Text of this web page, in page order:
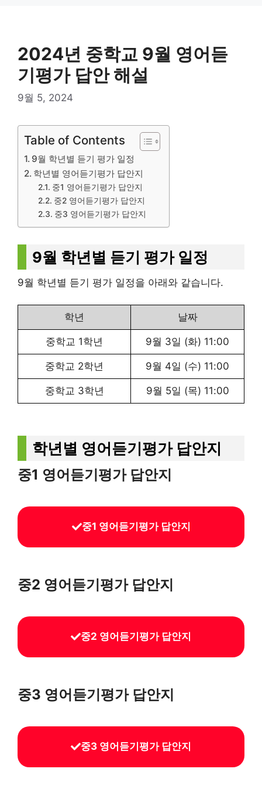
2024년 중학교 9월 영어듣
기평가 답안 해설
9월 5, 2024
Table of Contents
9월 학년별 듣기 평가 일정
학년별 영어듣기평가 답안지
중1 영어듣기평가 답안지
중2 영어듣기평가 답안지
중3 영어듣기평가 답안지
9월 학년별 듣기 평가 일정
9월 학년별 듣기 평가 일정을 아래와 같습니다.
학년 날짜
중학교 1학년 9월 3일 (화) 11:00
중학교 2학년 9월 4일 (수) 11:00
중학교 3학년 9월 5일 (목) 11:00
학년별 영어듣기평가 답안지
중1 영어듣기평가 답안지
중1 영어듣기평가 답안지
중2 영어듣기평가 답안지
중2 영어듣기평가 답안지
중3 영어듣기평가 답안지
중3 영어듣기평가 답안지